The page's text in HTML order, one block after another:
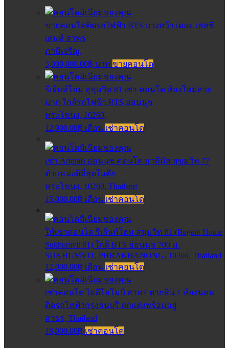
ขายคอนโดติดรถไฟฟ้า BTS บางหว้า เดอะ เพสซิ
เดนท์ สาทร
ภาษีเจริญ,
3,000,000.00฿ บาท ขายคอนโด
รีเจ้นท์โฮม สุขุมวิท 81 เช่า คอนโด ห้องใหม่สวย
มาก ใกล้รถไฟฟ้า BTS อ่อนนุช
พระโขนง, 10260,
12,900.00฿ เดือน เช่าคอนโด
เช่า Artemis อ่อนนุช คอนโด อาทีมิส สุขุมวิท 77
ตำแหน่งดีที่สุดในตึก
พระโขนง, 10260, Thailand
15,000.00฿ เดือน เช่าคอนโด
ให้เช่าคอนโด รีเจ้นท์โฮม สุขุมวิท 81 (Regent Home
Sukhumvit 81) ใกล้ BTS อ่อนนุช 700 ม.
SUKHUMVIT, PHRAKHANONG, 10260, Thailand
12,000.00฿ เดือน เช่าคอนโด
เช่าคอนโด ไอดีโอโมบิ สาทร ตากสิน 1 ห้องนอน
ติดรถไฟฟ้ากรุงธนบุรี ตกแต่งพร้อมอยู่
สาธร, Thailand
18,000.00฿ เช่าคอนโด